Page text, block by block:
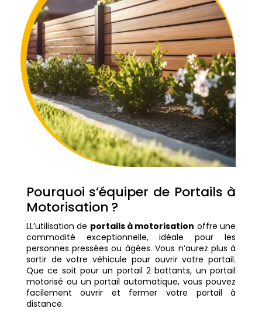
Pourquoi s’équiper de Portails à
Motorisation ?
LL’utilisation de portails à motorisation offre une
commodité exceptionnelle, idéale pour les
personnes pressées ou âgées. Vous n’aurez plus à
sortir de votre véhicule pour ouvrir votre portail.
Que ce soit pour un portail 2 battants, un portail
motorisé ou un portail automatique, vous pouvez
facilement ouvrir et fermer votre portail à
distance.